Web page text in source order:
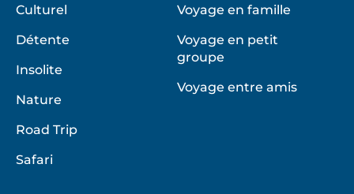
Culturel
Détente
Insolite
Nature
Road Trip
Safari
Voyage en famille
Voyage en petit
groupe
Voyage entre amis